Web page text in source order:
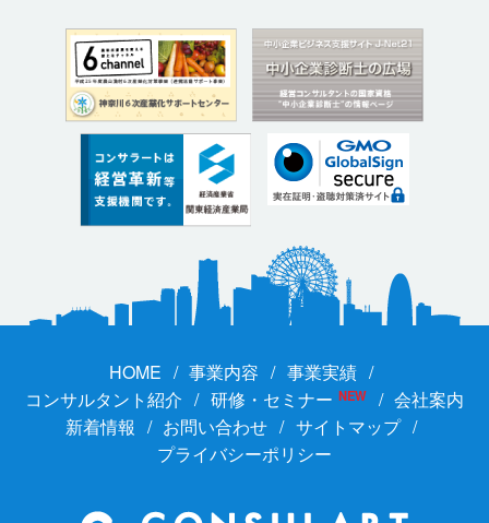
HOME 事業内容
事業実績
コンサルタント紹介
研修・セミナー NEW
会社案内
新着情報
お問い合わせ
サイトマップ
プライバシーポリシー